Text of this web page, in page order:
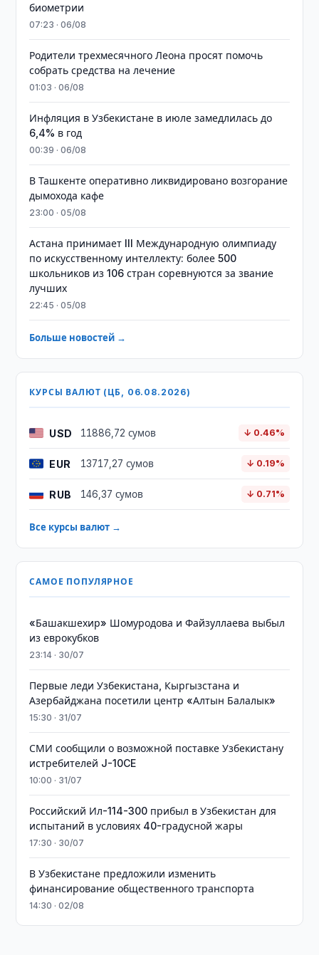
биометрии
07:23 · 06/08
Родители трехмесячного Леона просят помочь
собрать средства на лечение
01:03 · 06/08
Инфляция в Узбекистане в июле замедлилась до
6,4% в год
00:39 · 06/08
В Ташкенте оперативно ликвидировано возгорание
дымохода кафе
23:00 · 05/08
Астана принимает III Международную олимпиаду
по искусственному интеллекту: более 500
школьников из 106 стран соревнуются за звание
лучших
22:45 · 05/08
Больше новостей →
КУРСЫ ВАЛЮТ (ЦБ, 06.08.2026)
USD 11886,72 сумов ↓ 0.46%
EUR 13717,27 сумов ↓ 0.19%
RUB 146,37 сумов ↓ 0.71%
Все курсы валют →
САМОЕ ПОПУЛЯРНОЕ
«Башакшехир» Шомуродова и Файзуллаева выбыл
из еврокубков
23:14 · 30/07
Первые леди Узбекистана, Кыргызстана и
Азербайджана посетили центр «Алтын Балалык»
15:30 · 31/07
СМИ сообщили о возможной поставке Узбекистану
истребителей J-10CE
10:00 · 31/07
Российский Ил-114-300 прибыл в Узбекистан для
испытаний в условиях 40-градусной жары
17:30 · 30/07
В Узбекистане предложили изменить
финансирование общественного транспорта
14:30 · 02/08